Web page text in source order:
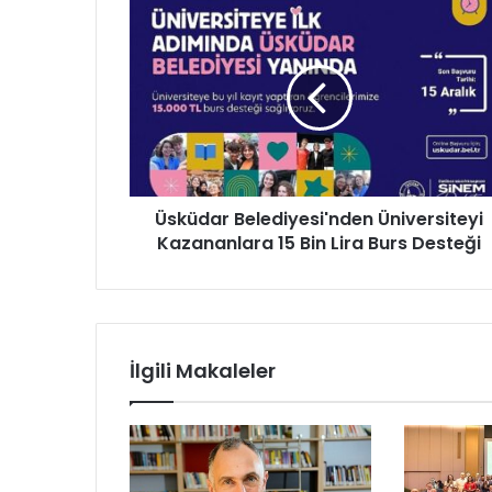
e
i
s
i
'
n
d
e
Üsküdar Belediyesi'nden Üniversiteyi
Kazananlara 15 Bin Lira Burs Desteği
İlgili Makaleler